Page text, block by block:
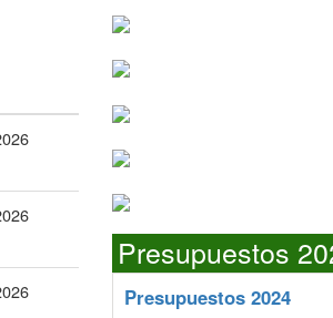
Presupuestos
Presupuestos 2024